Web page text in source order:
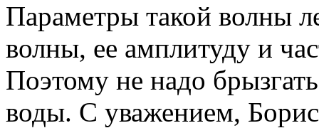
Параметры такой волны
волны, ее амплитуду и
Поэтому не надо
воды. С уважением,